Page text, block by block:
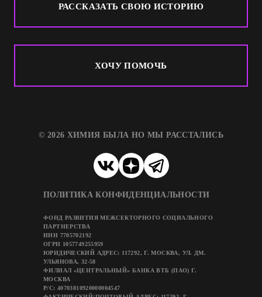
РАССКАЗАТЬ СВОЮ ИСТОРИЮ
ХОЧУ ПОМОЧЬ
© 2026 ХИМИЯ БЫЛА НО МЫ РАССТАЛИСЬ
ПОЛИТИКА КОНФИДЕНЦИАЛЬНОСТИ
ФОНД РАЗВИТИЯ МЕЖСЕКТОРНОГО СОЦИАЛЬНОГО
ПАРТНЕРСТВА
ИНН 7705702192
ОГРН 1057749255959
ЮРИДИЧЕСКИЙ АДРЕС: 117292, Г. МОСКВА, УЛ. ДМ.
УЛЬЯНОВА, 32-58
ФИЛИАЛ «ЦЕНТРАЛЬНЫЙ» БАНКА ВТБ (ПАО) Г.
МОСКВА
Р/C: 40703810920000004547